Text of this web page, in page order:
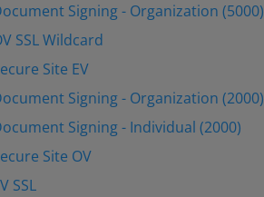
Signing - Organization (5000)
SSL Wildcard
Site EV
Signing - Organization (2000)
Signing - Individual (2000)
Site OV
SSL